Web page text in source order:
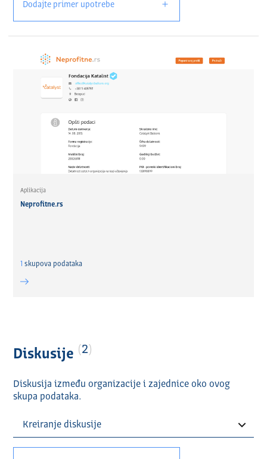
Dodajte primer upotrebe
Aplikacija
Neprofitne.rs
skupova podataka
Diskusije 2
Diskusija između organizacije i zajednice oko ovog
skupa podataka.